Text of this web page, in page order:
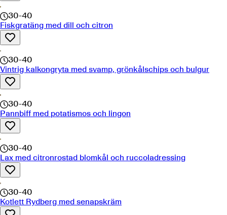
30-40
Fiskgratäng med dill och citron
30-40
Vintrig kalkongryta med svamp, grönkålschips och bulgur
30-40
Pannbiff med potatismos och lingon
30-40
Lax med citronrostad blomkål och ruccoladressing
30-40
Kotlett Rydberg med senapskräm